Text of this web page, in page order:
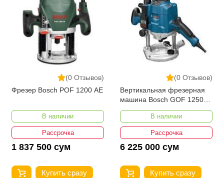
(0 Отзывов)
Фрезер Bosch POF 1200 AE
В наличии
Рассрочка
1 837 500 сум
Купить сразу
(0 Отзывов)
Вертикальная фрезерная
машина Bosch GOF 1250
LCE Professional
В наличии
Рассрочка
6 225 000 сум
Купить сразу